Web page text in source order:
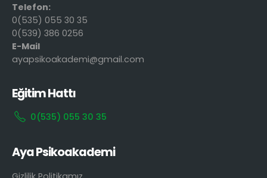
Telefon:
0(535) 055 30 35
0(539) 386 0256
E-Mail
ayapsikoakademi@gmail.com
Eğitim Hattı
0(535) 055 30 35
Aya Psikoakademi